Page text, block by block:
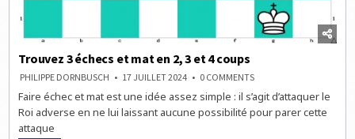
Trouvez 3 échecs et mat en 2, 3 et 4 coups
PHILIPPE DORNBUSCH 17 JUILLET 2024 0 COMMENTSON
3
ÉCHECS
ET
Faire échec et mat est une idée assez simple : il s’agit d’attaquer le
Roi adverse en ne lui laissant aucune possibilité pour parer cette
attaque